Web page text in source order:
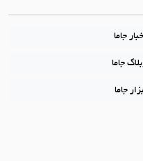
جاما
جاما
جاما